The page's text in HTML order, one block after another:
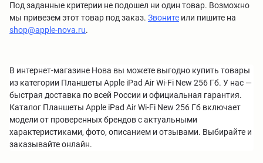
Под заданные критерии не подошел ни один товар. Возможно
мы привезем этот товар под заказ. Звоните или пишите на
shop@apple-nova.ru.
В интернет-магазине Нова вы можете выгодно купить товары
из категории Планшеты Apple iPad Air Wi-Fi New 256 Гб. У нас —
быстрая доставка по всей России и официальная гарантия.
Каталог Планшеты Apple iPad Air Wi-Fi New 256 Гб включает
модели от проверенных брендов с актуальными
характеристиками, фото, описанием и отзывами. Выбирайте и
заказывайте онлайн.